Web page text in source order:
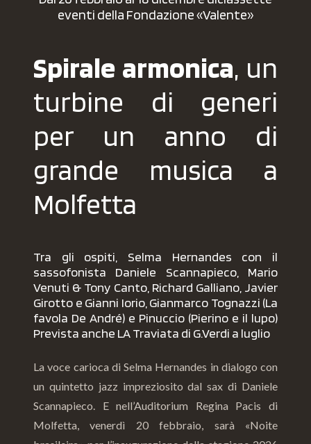
eventi della Fondazione «Valente»
Spirale armonica, un
turbine di generi
per un anno di
grande musica a
Molfetta
Tra gli ospiti, Selma Hernandes con il
sassofonista Daniele Scannapieco, Mario
Venuti & Tony Canto, Richard Galliano, Javier
Girotto e Gianni Iorio, Gianmarco Tognazzi (La
favola De André) e Pinuccio (Pierino e il lupo)
Prevista anche LA Traviata di G.Verdi a luglio
La voce carioca di Selma Hernandes in dialogo con
un quintetto jazz impreziosito dal sax di Daniele
Scannapieco. E nell’Auditorium Regina Pacis di
Molfetta, venerdì 20 febbraio, sarà «Noite